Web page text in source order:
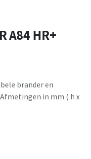
A84 HR+
brander en
in mm ( h x